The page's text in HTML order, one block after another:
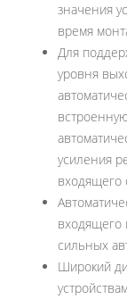
значения
время
Для
уровня
усиления
входящего
входящего
сильных
Широкий